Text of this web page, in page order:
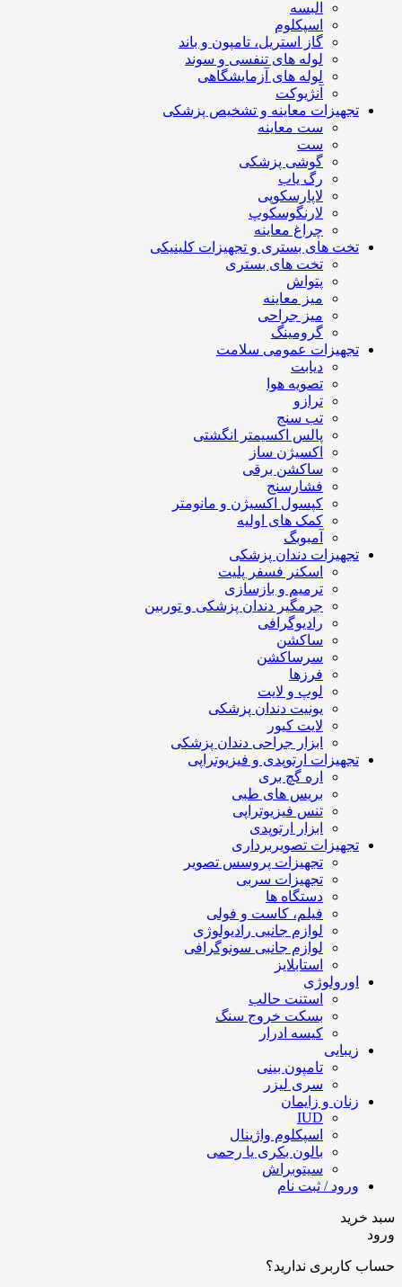
البسه
اسپکلوم
گاز استریل، تامپون و باند
لوله های تنفسی و سوند
لوله های آزمایشگاهی
آنژیوکت
تجهیزات معاینه و تشخیص پزشکی
ست معاینه
ست
گوشی پزشکی
رگ یاب
لاپارسکوپی
لارنگوسکوپ
چراغ معاینه
تخت های بستری و تجهیزات کلینیکی
تخت های بستری
پتواش
میز معاینه
میز جراحی
گرومینگ
تجهیزات عمومی سلامت
دیابت
تصویه هوا
ترازو
تب سنج
پالس اکسیمتر انگشتی
اکسیژن ساز
ساکشن برقی
فشارسنج
کپسول اکسیژن و مانومتر
کمک های اولیه
آمبوبگ
تجهیزات دندان پزشکی
اسکنر فسفر پلیت
ترمیم و بازسازی
جرمگیر دندان پزشکی و توربین
رادیوگرافی
ساکشن
سرساکشن
فرزها
لوپ و لایت
یونیت دندان پزشکی
لایت کیور
ابزار جراحی دندان پزشکی
تجهیزات ارتوپدی و فیزیوتراپی
اره گچ بری
بریس های طبی
تنس فیزیوتراپی
ابزار ارتوپدی
تجهیزات تصویربرداری
تجهیزات پروسس تصویر
تجهیزات سربی
دستگاه ها
فیلم، کاست و فولی
لوازم جانبی رادیولوژی
لوازم جانبی سونوگرافی
استابلایز
اورولوژی
استنت حالب
بسکت خروج سنگ
کیسه ادرار
زیبایی
تامپون بینی
سری لیزر
زنان و زایمان
IUD
اسپکلوم واژینال
بالون بکری یا رحمی
سیتوبراش
ورود / ثبت نام
سبد خرید
ورود
حساب کاربری ندارید؟